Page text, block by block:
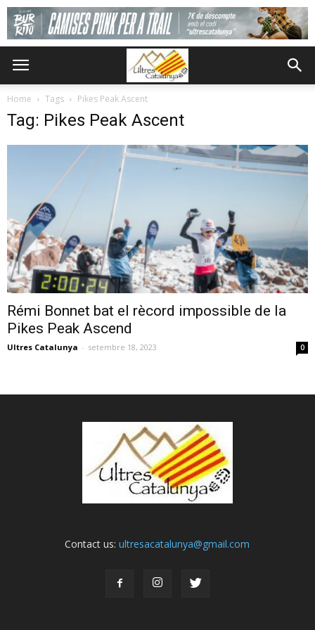
Home Tags Pikes Peak Ascent
Tag: Pikes Peak Ascent
Rémi Bonnet bat el rècord impossible de la
Pikes Peak Ascend
Ultres Catalunya - setembre 18, 2023 0
Contact us:ultresacatalunya@gmail.com